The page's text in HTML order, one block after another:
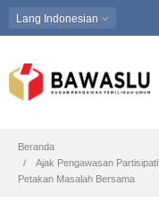
Lang Indonesian
Beranda
Ajak Pengawasan
Petakan Masalah Bersama